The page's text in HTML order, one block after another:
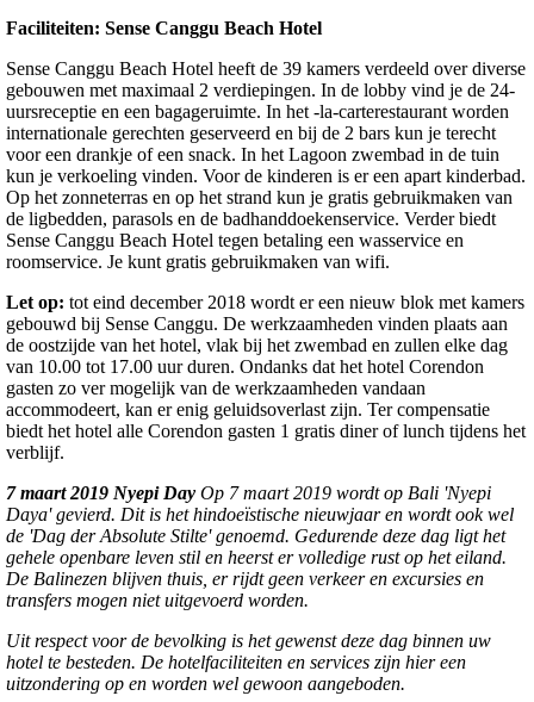
Faciliteiten: Sense Canggu Beach Hotel
Sense Canggu Beach Hotel heeft de 39 kamers verdeeld over diverse
gebouwen met maximaal 2 verdiepingen. In de lobby vind je de 24-
uursreceptie en een bagageruimte. In het -la-carterestaurant worden
internationale gerechten geserveerd en bij de 2 bars kun je terecht
voor een drankje of een snack. In het Lagoon zwembad in de tuin
kun je verkoeling vinden. Voor de kinderen is er een apart kinderbad.
Op het zonneterras en op het strand kun je gratis gebruikmaken van
de ligbedden, parasols en de badhanddoekenservice. Verder biedt
Sense Canggu Beach Hotel tegen betaling een wasservice en
roomservice. Je kunt gratis gebruikmaken van wifi.
Let op: tot eind december 2018 wordt er een nieuw blok met kamers
gebouwd bij Sense Canggu. De werkzaamheden vinden plaats aan
de oostzijde van het hotel, vlak bij het zwembad en zullen elke dag
van 10.00 tot 17.00 uur duren. Ondanks dat het hotel Corendon
gasten zo ver mogelijk van de werkzaamheden vandaan
accommodeert, kan er enig geluidsoverlast zijn. Ter compensatie
biedt het hotel alle Corendon gasten 1 gratis diner of lunch tijdens het
verblijf.
7 maart 2019 Nyepi Day Op 7 maart 2019 wordt op Bali 'Nyepi
Daya' gevierd. Dit is het hindoeïstische nieuwjaar en wordt ook wel
de 'Dag der Absolute Stilte' genoemd. Gedurende deze dag ligt het
gehele openbare leven stil en heerst er volledige rust op het eiland.
De Balinezen blijven thuis, er rijdt geen verkeer en excursies en
transfers mogen niet uitgevoerd worden.
Uit respect voor de bevolking is het gewenst deze dag binnen uw
hotel te besteden. De hotelfaciliteiten en services zijn hier een
uitzondering op en worden wel gewoon aangeboden.